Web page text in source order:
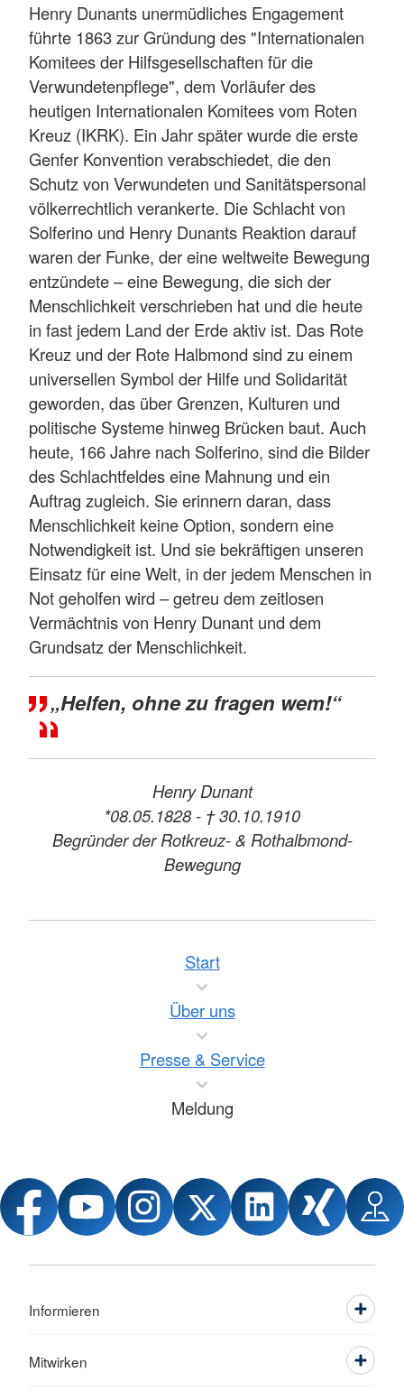
Henry Dunants unermüdliches Engagement
führte 1863 zur Gründung des "Internationalen
Komitees der Hilfsgesellschaften für die
Verwundetenpflege", dem Vorläufer des
heutigen Internationalen Komitees vom Roten
Kreuz (IKRK). Ein Jahr später wurde die erste
Genfer Konvention verabschiedet, die den
Schutz von Verwundeten und Sanitätspersonal
völkerrechtlich verankerte. Die Schlacht von
Solferino und Henry Dunants Reaktion darauf
waren der Funke, der eine weltweite Bewegung
entzündete – eine Bewegung, die sich der
Menschlichkeit verschrieben hat und die heute
in fast jedem Land der Erde aktiv ist. Das Rote
Kreuz und der Rote Halbmond sind zu einem
universellen Symbol der Hilfe und Solidarität
geworden, das über Grenzen, Kulturen und
politische Systeme hinweg Brücken baut. Auch
heute, 166 Jahre nach Solferino, sind die Bilder
des Schlachtfeldes eine Mahnung und ein
Auftrag zugleich. Sie erinnern daran, dass
Menschlichkeit keine Option, sondern eine
Notwendigkeit ist. Und sie bekräftigen unseren
Einsatz für eine Welt, in der jedem Menschen in
Not geholfen wird – getreu dem zeitlosen
Vermächtnis von Henry Dunant und dem
Grundsatz der Menschlichkeit.
„Helfen, ohne zu fragen wem!“
Henry Dunant
*08.05.1828 - † 30.10.1910
Begründer der Rotkreuz- & Rothalbmond-
Bewegung
Start
Über uns
Presse & Service
Meldung
Informieren
Mitwirken